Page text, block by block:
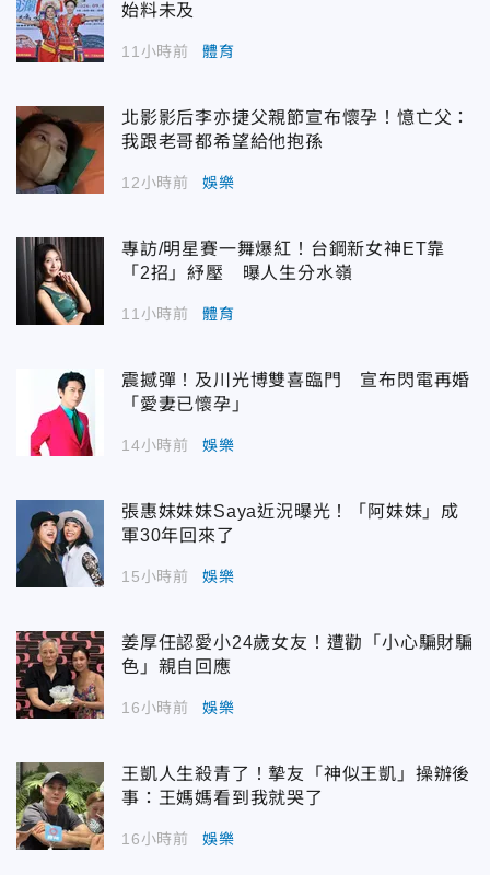
始料未及
11小時前 體育
北影影后李亦捷父親節宣布懷孕！憶亡父：
我跟老哥都希望給他抱孫
12小時前 娛樂
專訪/明星賽一舞爆紅！台鋼新女神ET靠
「2招」紓壓 曝人生分水嶺
11小時前 體育
震撼彈！及川光博雙喜臨門 宣布閃電再婚
「愛妻已懷孕」
14小時前 娛樂
張惠妹妹妹Saya近況曝光！「阿妹妹」成
軍30年回來了
15小時前 娛樂
姜厚任認愛小24歲女友！遭勸「小心騙財騙
色」親自回應
16小時前 娛樂
王凱人生殺青了！摯友「神似王凱」操辦後
事：王媽媽看到我就哭了
16小時前 娛樂